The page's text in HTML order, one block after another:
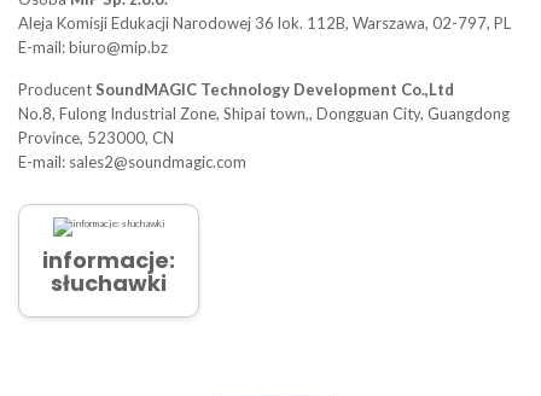
Aleja Komisji Edukacji Narodowej 36 lok. 112B, Warszawa, 02-797, PL
E-mail: biuro@mip.bz
ProducentSoundMAGIC Technology Development Co.,Ltd
No.8, Fulong Industrial Zone, Shipai town,, Dongguan City, Guangdong
Province, 523000, CN
E-mail: sales2@soundmagic.com
informacje:
słuchawki